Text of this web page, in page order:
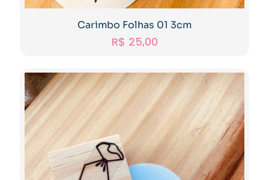
Carimbo Folhas 01 3cm
R$ 25,00